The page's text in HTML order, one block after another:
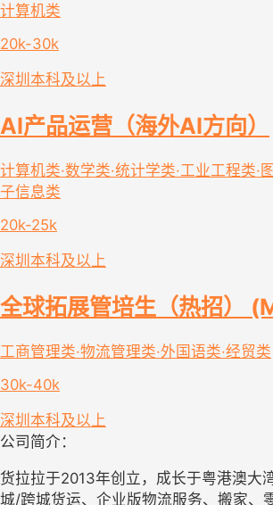
计算机类
20k-30k
深圳 本科及以上
AI产品运营（海外AI方向）
计算机类·数学类·统计学类·工业工程类·
子信息类
20k-25k
深圳 本科及以上
全球拓展管培生（热招）
工商管理类·物流管理类·外国语类·经贸类
30k-40k
深圳 本科及以上
公司简介：
货拉拉于2013年创立，成长于粤港澳大
城/跨城货运、企业版物流服务、搬家、